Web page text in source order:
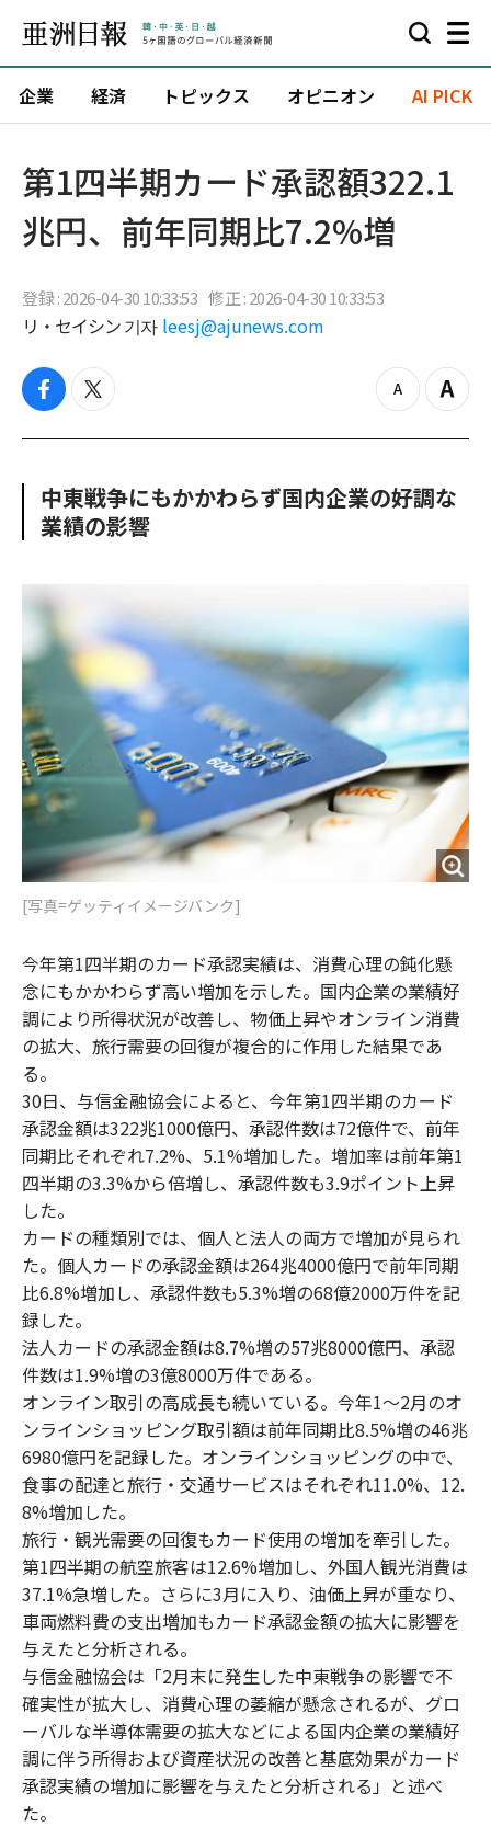
企業 経済 トピックス オピニオン AI PICK
第1四半期カード承認額322.1
兆円、前年同期比7.2%増
登録 : 2026-04-30 10:33:53 修正 : 2026-04-30 10:33:53
リ・セイシン 기자 leesj@ajunews.com
f
c
o
o
k
t
i
e
r
z
o
u
Z
o
n
中東戦争にもかかわらず国内企業の好調な
業績の影響
[写真=ゲッティイメージバンク]
今年第1四半期のカード承認実績は、消費心理の鈍化懸
念にもかかわらず高い増加を示した。国内企業の業績好
調により所得状況が改善し、物価上昇やオンライン消費
の拡大、旅行需要の回復が複合的に作用した結果であ
る。
30日、与信金融協会によると、今年第1四半期のカード
承認金額は322兆1000億円、承認件数は72億件で、前年
同期比それぞれ7.2%、5.1%増加した。増加率は前年第1
四半期の3.3%から倍増し、承認件数も3.9ポイント上昇
した。
カードの種類別では、個人と法人の両方で増加が見られ
た。個人カードの承認金額は264兆4000億円で前年同期
比6.8%増加し、承認件数も5.3%増の68億2000万件を記
録した。
法人カードの承認金額は8.7%増の57兆8000億円、承認
件数は1.9%増の3億8000万件である。
オンライン取引の高成長も続いている。今年1〜2月のオ
ンラインショッピング取引額は前年同期比8.5%増の46兆
6980億円を記録した。オンラインショッピングの中で、
食事の配達と旅行・交通サービスはそれぞれ11.0%、12.
8%増加した。
旅行・観光需要の回復もカード使用の増加を牽引した。
第1四半期の航空旅客は12.6%増加し、外国人観光消費は
37.1%急増した。さらに3月に入り、油価上昇が重なり、
車両燃料費の支出増加もカード承認金額の拡大に影響を
与えたと分析される。
与信金融協会は「2月末に発生した中東戦争の影響で不
確実性が拡大し、消費心理の萎縮が懸念されるが、グロ
ーバルな半導体需要の拡大などによる国内企業の業績好
調に伴う所得および資産状況の改善と基底効果がカード
承認実績の増加に影響を与えたと分析される」と述べ
た。